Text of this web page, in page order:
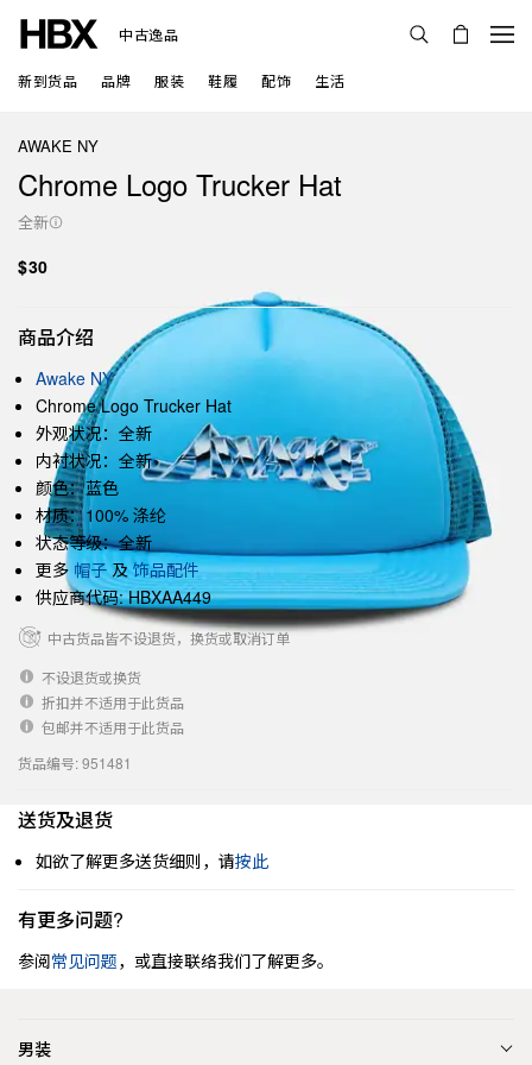
中古逸品
新到货品 品牌 服装 鞋履 配饰 生活
AWAKE NY
Chrome Logo Trucker Hat
全新
$30
商品介绍
Awake NY
Chrome Logo Trucker Hat
外观状况：全新
内衬状况：全新
颜色：蓝色
材质：100% 涤纶
状态等级：全新
更多 帽子及饰品配件
供应商代码: HBXAA449
中古货品皆不设退货，换货或取消订单
不设退货或换货
折扣并不适用于此货品
包邮并不适用于此货品
货品编号: 951481
送货及退货
如欲了解更多送货细则，请按此
有更多问题?
参阅常见问题，或直接联络我们了解更多。
男装